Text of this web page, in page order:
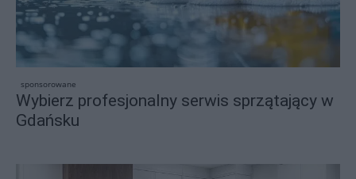
sponsorowane
Wybierz profesjonalny serwis sprzątający w
Gdańsku